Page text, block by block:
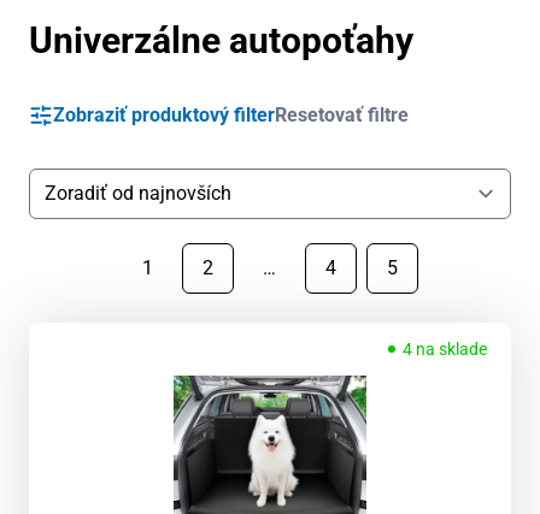
Univerzálne autopoťahy
Zobraziť produktový filterResetovať filtre
1 2 … 4 5
4 na sklade